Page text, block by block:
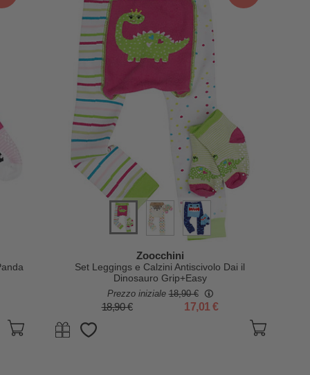
Zoocchini
Set Leggings e Calzini Antiscivolo Dai il
Dinosauro Grip+Easy
Prezzo iniziale18,90 €
18,90 € 17,01 €